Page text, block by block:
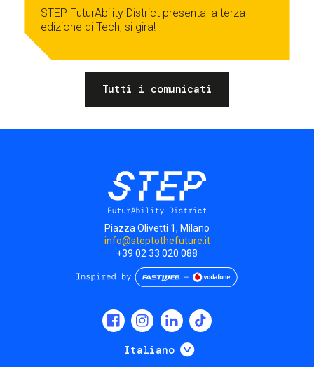
STEP FuturAbility District presenta la terza
edizione di Tech, si gira!
Tutti i comunicati
Piazza Olivetti 1, Milano
info@steptothefuture.it
+39 02 33 020 088
Italiano Mostra ulteriori